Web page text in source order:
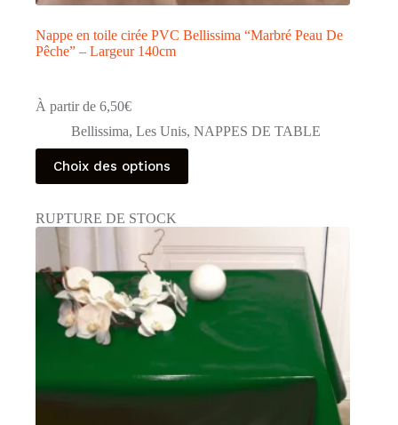
Nappe en toile cirée PVC Bellissima “Marbré Peau De
Pêche” – Largeur 140cm
À partir de 6,50€
Bellissima, Les Unis, NAPPES DE TABLE
Choix des options
produit
a
variations.
options
peuvent
être
choisies
RUPTURE DE STOCK